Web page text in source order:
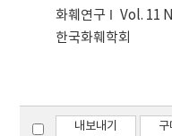
화훼연구 Vol. 11
한국화훼학회
내보내기 구